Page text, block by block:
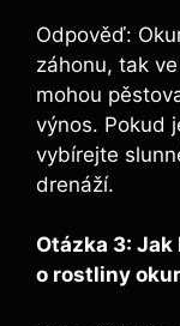
Odpověď:
záhonu, tak
mohou
výnos. Pokud
vybírejte
drenáží.
Otázka 3:
o rostliny